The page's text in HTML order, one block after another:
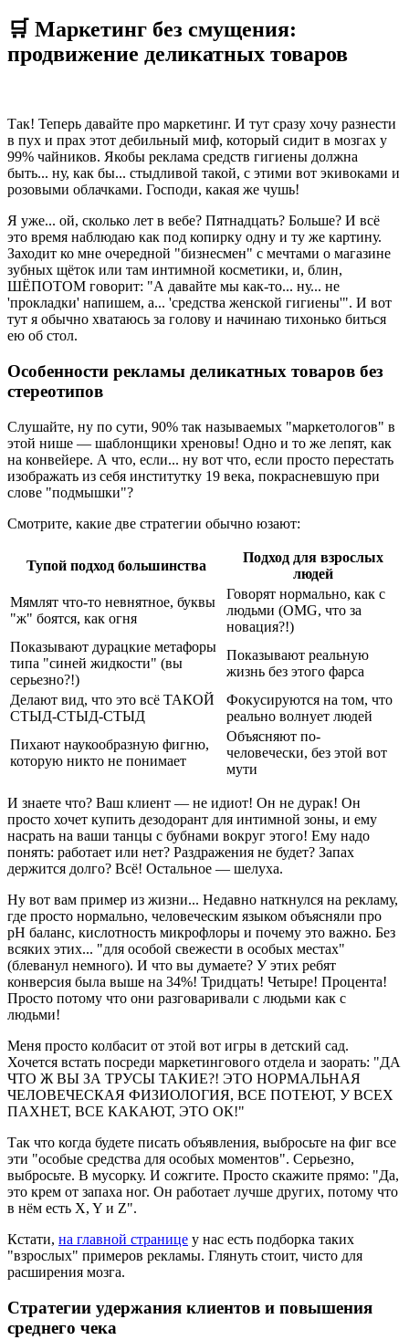
🛒 Маркетинг без смущения:
продвижение деликатных товаров
Так! Теперь давайте про маркетинг. И тут сразу хочу разнести
в пух и прах этот дебильный миф, который сидит в мозгах у
99% чайников. Якобы реклама средств гигиены должна
быть... ну, как бы... стыдливой такой, с этими вот экивоками и
розовыми облачками. Господи, какая же чушь!
Я уже... ой, сколько лет в вебе? Пятнадцать? Больше? И всё
это время наблюдаю как под копирку одну и ту же картину.
Заходит ко мне очередной "бизнесмен" с мечтами о магазине
зубных щёток или там интимной косметики, и, блин,
ШЁПОТОМ говорит: "А давайте мы как-то... ну... не
'прокладки' напишем, а... 'средства женской гигиены'". И вот
тут я обычно хватаюсь за голову и начинаю тихонько биться
ею об стол.
Особенности рекламы деликатных товаров без
стереотипов
Слушайте, ну по сути, 90% так называемых "маркетологов" в
этой нише — шаблонщики хреновы! Одно и то же лепят, как
на конвейере. А что, если... ну вот что, если просто перестать
изображать из себя институтку 19 века, покрасневшую при
слове "подмышки"?
Смотрите, какие две стратегии обычно юзают:
Тупой подход большинства
Подход для взрослых
людей
Мямлят что-то невнятное, буквы
"ж" боятся, как огня
Говорят нормально, как с
людьми (OMG, что за
новация?!)
Показывают дурацкие метафоры
типа "синей жидкости" (вы
серьезно?!)
Показывают реальную
жизнь без этого фарса
Делают вид, что это всё ТАКОЙ
СТЫД-СТЫД-СТЫД
Фокусируются на том, что
реально волнует людей
Пихают наукообразную фигню,
которую никто не понимает
Объясняют по-
человечески, без этой вот
мути
И знаете что? Ваш клиент — не идиот! Он не дурак! Он
просто хочет купить дезодорант для интимной зоны, и ему
насрать на ваши танцы с бубнами вокруг этого! Ему надо
понять: работает или нет? Раздражения не будет? Запах
держится долго? Всё! Остальное — шелуха.
Ну вот вам пример из жизни... Недавно наткнулся на рекламу,
где просто нормально, человеческим языком объясняли про
pH баланс, кислотность микрофлоры и почему это важно. Без
всяких этих... "для особой свежести в особых местах"
(блеванул немного). И что вы думаете? У этих ребят
конверсия была выше на 34%! Тридцать! Четыре! Процента!
Просто потому что они разговаривали с людьми как с
людьми!
Меня просто колбасит от этой вот игры в детский сад.
Хочется встать посреди маркетингового отдела и заорать: "ДА
ЧТО Ж ВЫ ЗА ТРУСЫ ТАКИЕ?! ЭТО НОРМАЛЬНАЯ
ЧЕЛОВЕЧЕСКАЯ ФИЗИОЛОГИЯ, ВСЕ ПОТЕЮТ, У ВСЕХ
ПАХНЕТ, ВСЕ КАКАЮТ, ЭТО ОК!"
Так что когда будете писать объявления, выбросьте на фиг все
эти "особые средства для особых моментов". Серьезно,
выбросьте. В мусорку. И сожгите. Просто скажите прямо: "Да,
это крем от запаха ног. Он работает лучше других, потому что
в нём есть X, Y и Z".
Кстати, на главной странице у нас есть подборка таких
"взрослых" примеров рекламы. Глянуть стоит, чисто для
расширения мозга.
Стратегии удержания клиентов и повышения
среднего чека